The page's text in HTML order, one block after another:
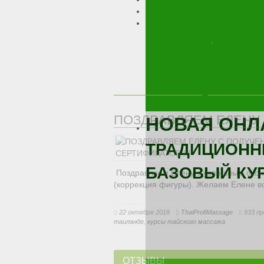
НОВАЯ
БАЗОВЫЙ
. .
ПОЗДРАВЛЯЕМ
Поздравляем Елену с успешным
(коррекция фигуры). Желаем Елене
22 октября 2018 ThaiProfiMassage 933
таиланде курсы тайского массажа
ОТЗЫВЫ